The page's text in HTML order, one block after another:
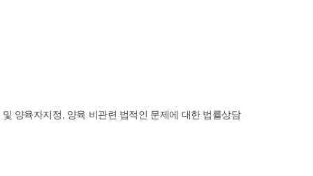
양육자지정, 양육 비관련 법적인 문제에 대한 법률상담